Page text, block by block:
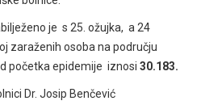
je s 25. ožujka, a 24
zaraženih osoba na području
početka epidemije iznosi 30.183.
Dr. Josip Benčević